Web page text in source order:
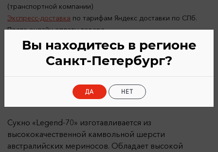
(транспортной компании)
Экспресс-доставка по тарифам Яндекс доставки по СПб.
После онлайн-оплаты товара
Описание Характеристики
Сукно «Legend-70» изготавливается из
высококачественной камвольной шерсти
австралийских мериносов. Обладает высокой
Вы находитесь в регионе
Санкт-Петербург?
ДА НЕТ